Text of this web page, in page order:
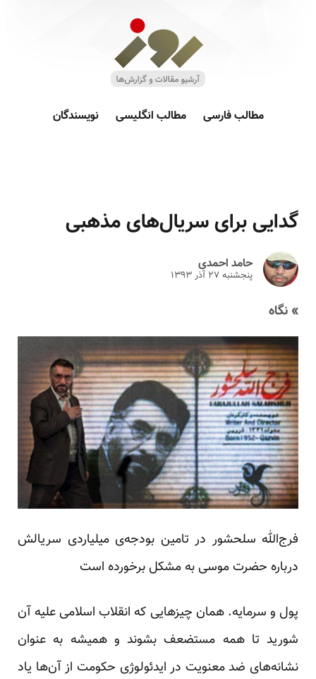
مطالب فارسی مطالب انگلیسی نویسندگان
گدایی برای سریال‌های مذهبی
حامد احمدی
پنجشنبه ۲۷ آذر ۱۳۹۳
» نگاه
فرج‌الله سلحشور در تامین بودجه‌ی میلیاردی سریالش
درباره حضرت موسی به مشکل برخورده است
پول و سرمایه. همان چیزهایی که انقلاب اسلامی علیه آن
شورید تا همه مستضعف بشوند و همیشه به عنوان
نشانه‌های ضد معنویت در ایدئولوژی حکومت از آن‌ها یاد